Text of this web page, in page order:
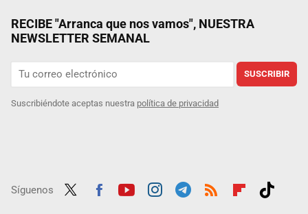
RECIBE "Arranca que nos vamos", NUESTRA
NEWSLETTER SEMANAL
SUSCRIBIR
Suscribiéndote aceptas nuestra política de privacidad
Síguenos